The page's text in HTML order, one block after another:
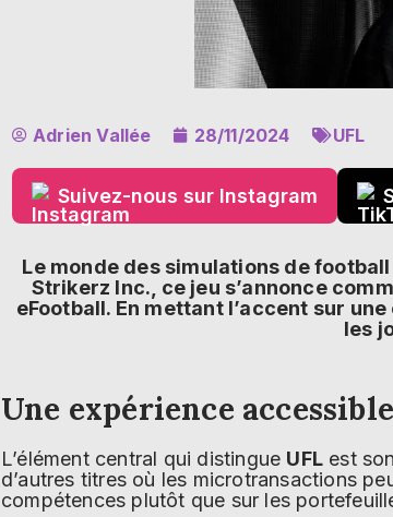
Adrien Vallée 28/11/2024 UFL
Suivez-nous sur Instagram
Le monde des simulations de
Strikerz Inc., ce jeu s’annonce
eFootball. En mettant l’accent sur
les
Une expérience
L’élément central qui distingue UFL est
d’autres titres où les microtransactions
compétences plutôt que sur les